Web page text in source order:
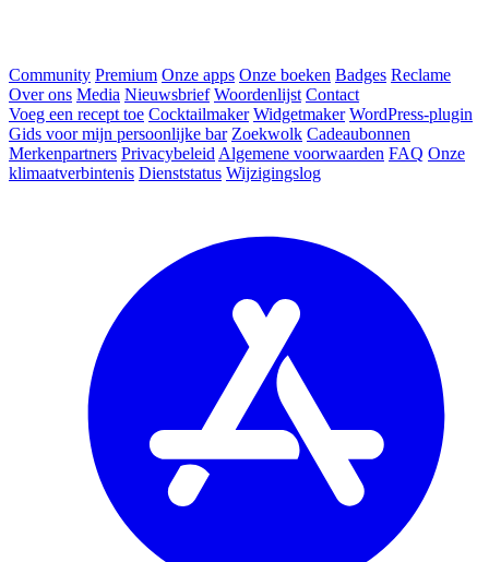
Community Premium Onze apps Onze boeken Badges Reclame
Over ons Media Nieuwsbrief Woordenlijst Contact
Voeg een recept toe Cocktailmaker Widgetmaker WordPress-plugin
Gids voor mijn persoonlijke bar Zoekwolk Cadeaubonnen
Merkenpartners Privacybeleid Algemene voorwaarden FAQ Onze
klimaatverbintenis Dienststatus Wijzigingslog